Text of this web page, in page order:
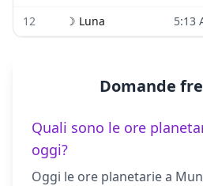
12
☽ Luna 5:13
Domande
Quali sono le ore
oggi?
Oggi le ore planetarie a